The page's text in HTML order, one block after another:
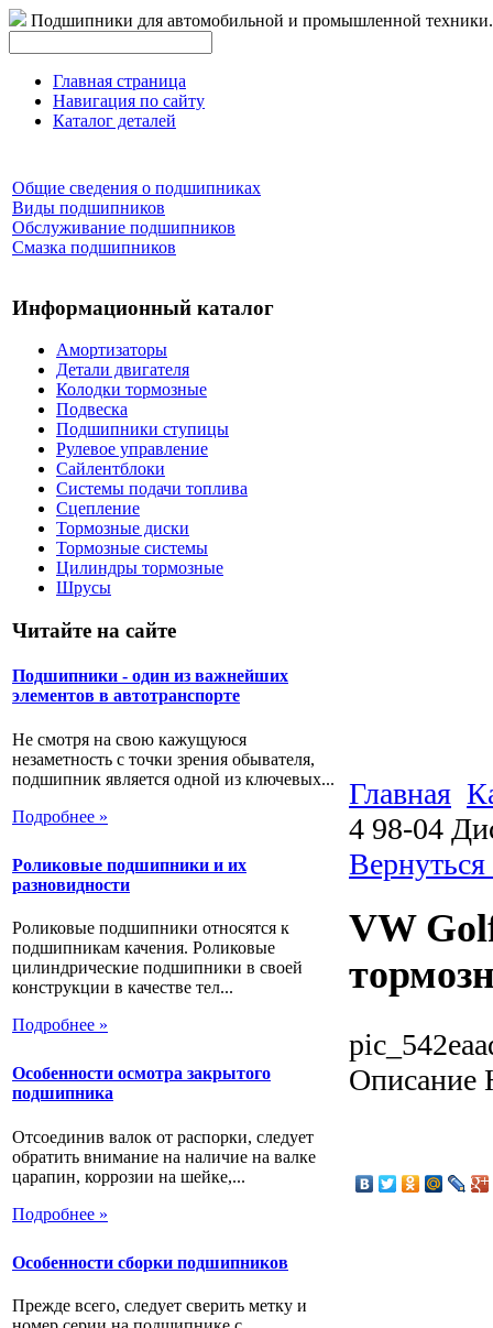
Подшипники для автомобильной и промышленной техники.
Главная страница
Навигация по сайту
Каталог деталей
Общие сведения о подшипниках
Виды подшипников
Обслуживание подшипников
Смазка подшипников
Информационный каталог
Амортизаторы
Детали двигателя
Колодки тормозные
Подвеска
Подшипники ступицы
Рулевое управление
Сайлентблоки
Системы подачи топлива
Сцепление
Тормозные диски
Тормозные системы
Цилиндры тормозные
Шрусы
Читайте на сайте
Подшипники - один из важнейших
элементов в автотранспорте
Не смотря на свою кажущуюся
незаметность с точки зрения обывателя,
подшипник является одной из ключевых...
Подробнее »
Роликовые подшипники и их
разновидности
Роликовые подшипники относятся к
подшипникам качения. Роликовые
цилиндрические подшипники в своей
конструкции в качестве тел...
Подробнее »
Особенности осмотра закрытого
подшипника
Отсоединив валок от распорки, следует
обратить внимание на наличие на валке
царапин, коррозии на шейке,...
Подробнее »
Особенности сборки подшипников
Прежде всего, следует сверить метку и
Главная
4 98-04
VW
Описание